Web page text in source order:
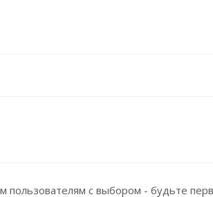
пользователям с выбором - будьте